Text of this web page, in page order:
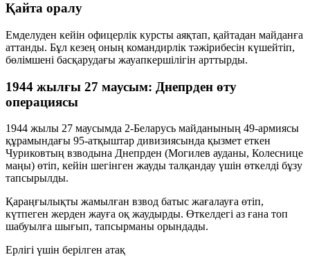
Қайта оралу
Емделуден кейін офицерлік курсты аяқтап, қайтадан майданға
аттанды. Бұл кезең оның командирлік тәжірибесін күшейтіп,
бөлімшені басқарудағы жауапкершілігін арттырды.
1944 жылғы 27 маусым: Днепрден өту
операциясы
1944 жылы 27 маусымда 2-Беларусь майданының 49-армиясы
құрамындағы 95-атқыштар дивизиясында қызмет еткен
Чуриковтың взводына Днепрден (Могилев ауданы, Колеснице
маңы) өтіп, кейін шегінген жауды талқандау үшін өткелді бұзу
тапсырылды.
Қараңғылықты жамылған взвод батыс жағалауға өтіп,
күтпеген жерден жауға оқ жаудырды. Өткелдегі аз ғана топ
шабуылға шығып, тапсырманы орындады.
Ерлігі үшін берілген атақ